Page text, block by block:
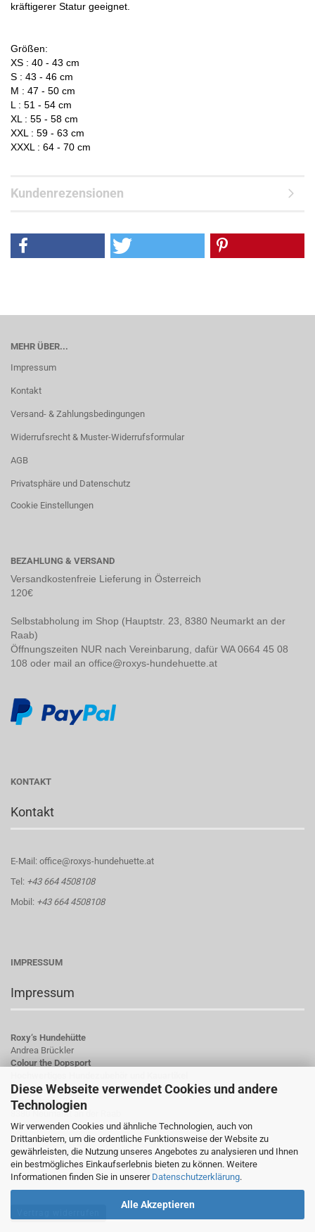
Diese Webseite verwendet Cookies und andere
Technologien
Wir verwenden Cookies und ähnliche Technologien, auch von
Drittanbietern, um die ordentliche Funktionsweise der Website zu
gewährleisten, die Nutzung unseres Angebotes zu analysieren und Ihnen
ein bestmögliches Einkaufserlebnis bieten zu können. Weitere
Informationen finden Sie in unserer Datenschutzerklärung.
Alle Akzeptieren
kräftigerer Statur geeignet.
Größen:
XS : 40 - 43 cm
S : 43 - 46 cm
M : 47 - 50 cm
L : 51 - 54 cm
XL : 55 - 58 cm
XXL : 59 - 63 cm
XXXL : 64 - 70 cm
Kundenrezensionen
MEHR ÜBER...
Impressum
Kontakt
Versand- & Zahlungsbedingungen
Widerrufsrecht & Muster-Widerrufsformular
AGB
Privatsphäre und Datenschutz
Cookie Einstellungen
BEZAHLUNG & VERSAND
Versandkostenfreie Lieferung in Österreich
120€
Selbstabholung im Shop (Hauptstr. 23, 8380 Neumarkt an der
Raab)
Öffnungszeiten NUR nach Vereinbarung, dafür WA 0664 45 08
108 oder mail an office@roxys-hundehuette.at
KONTAKT
Kontakt
E-Mail: office@roxys-hundehuette.at
Tel: +43 664 4508108
Mobil: +43 664 4508108
IMPRESSUM
Impressum
Roxy‘s Hundehütte
Andrea Brückler
Colour the Dopsport
Hauptstraße 23
8380 Neumarkt an der Raab
Österreich
UID-Nummer: ATU78784923